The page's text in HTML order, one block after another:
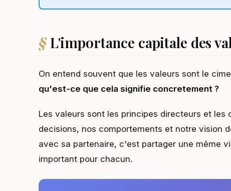
L'importance capitale des
On entend souvent que les valeurs sont le
qu'est-ce que cela signifie concretement ?
Les valeurs sont les principes directeurs et
decisions, nos comportements et notre vision
avec sa partenaire, c'est partager une même
important pour chacun.